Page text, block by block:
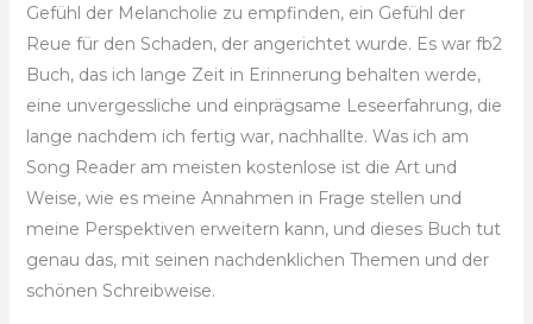
Gefühl der Melancholie zu empfinden, ein Gefühl der
Reue für den Schaden, der angerichtet wurde. Es war fb2
Buch, das ich lange Zeit in Erinnerung behalten werde,
eine unvergessliche und einprägsame Leseerfahrung, die
lange nachdem ich fertig war, nachhallte. Was ich am
Song Reader am meisten kostenlose ist die Art und
Weise, wie es meine Annahmen in Frage stellen und
meine Perspektiven erweitern kann, und dieses Buch tut
genau das, mit seinen nachdenklichen Themen und der
schönen Schreibweise.